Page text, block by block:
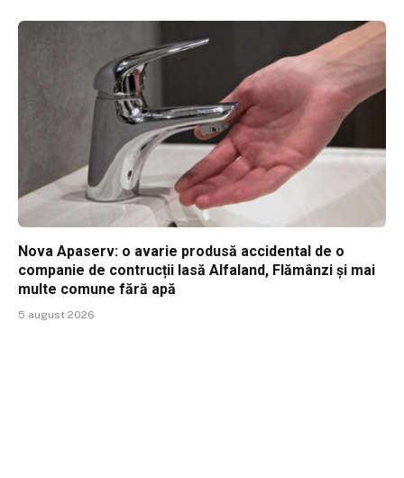
Nova Apaserv: o avarie produsă accidental de o
companie de contrucții lasă Alfaland, Flămânzi și mai
multe comune fără apă
5 august 2026